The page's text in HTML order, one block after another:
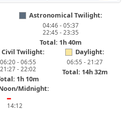
Astronomical Twilight:
04:46 - 05:37
22:45 - 23:35
Total: 1h 40m
Civil Twilight:
06:20 - 06:55
21:27 - 22:02
1h 10m
Daylight:
06:55 - 21:27
Total: 14h 32m
Midnight:
━
14:12